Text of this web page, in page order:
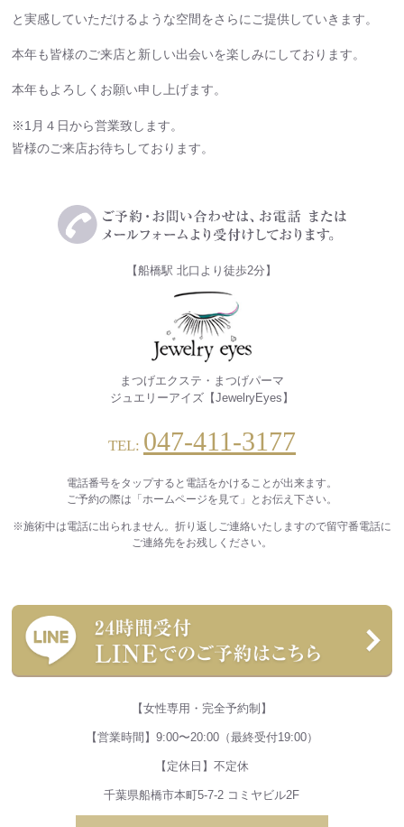
と実感していただけるような空間をさらにご提供していきます。
本年も皆様のご来店と新しい出会いを楽しみにしております。
本年もよろしくお願い申し上げます。
※1月４日から営業致します。
皆様のご来店お待ちしております。
【船橋駅 北口より徒歩2分】
まつげエクステ・まつげパーマ
ジュエリーアイズ【JewelryEyes】
TEL: 047-411-3177
電話番号をタップすると電話をかけることが出来ます。
ご予約の際は「ホームページを見て」とお伝え下さい。
※施術中は電話に出られません。折り返しご連絡いたしますので留守番電話に
ご連絡先をお残しください。
【女性専用・完全予約制】
【営業時間】9:00〜20:00（最終受付19:00）
【定休日】不定休
千葉県船橋市本町5-7-2 コミヤビル2F